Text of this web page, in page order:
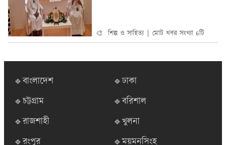
🎨 শিল্প ও সাহিত্য মোট খবর সংখ্যা 6টি
🔹বাংলাদেশ
🔹ঢাকা
🔹চট্টগ্রাম
🔹বরিশাল
🔹রাজশাহী
🔹খুলনা
🔹রংপুর
🔹ময়মনসিংহ